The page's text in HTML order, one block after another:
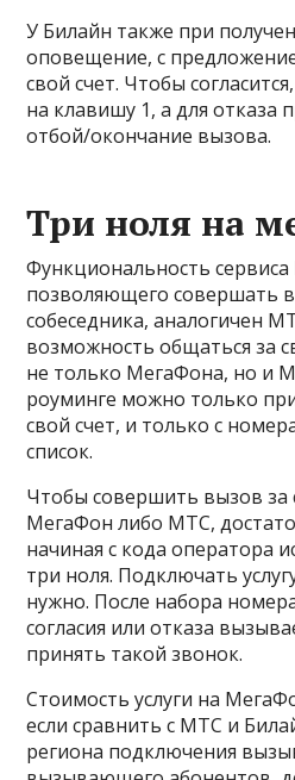
У Билайн также при
оповещение, с
свой счет. Чтобы
на клавишу 1, а для отказа
отбой/окончание вызова.
Три ноля на
Функциональность
позволяющего совершать
собеседника, аналогичен
возможность общаться за
не только МегаФона, но и
роуминге можно только
свой счет, и только с
список.
Чтобы совершить вызов за
МегаФон либо МТС,
начиная с кода оператора
три ноля. Подключать
нужно. После набора
согласия или отказа
принять такой звонок.
Стоимость услуги на
если сравнить с МТС и
региона подключения